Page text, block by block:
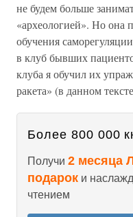
не будем больше
«археологией». Но она
обучения
в клуб бывших
клуба я обучил их
ракета» (в данном
Более 800 000
Получи 2 месяца
подарок и
чтением